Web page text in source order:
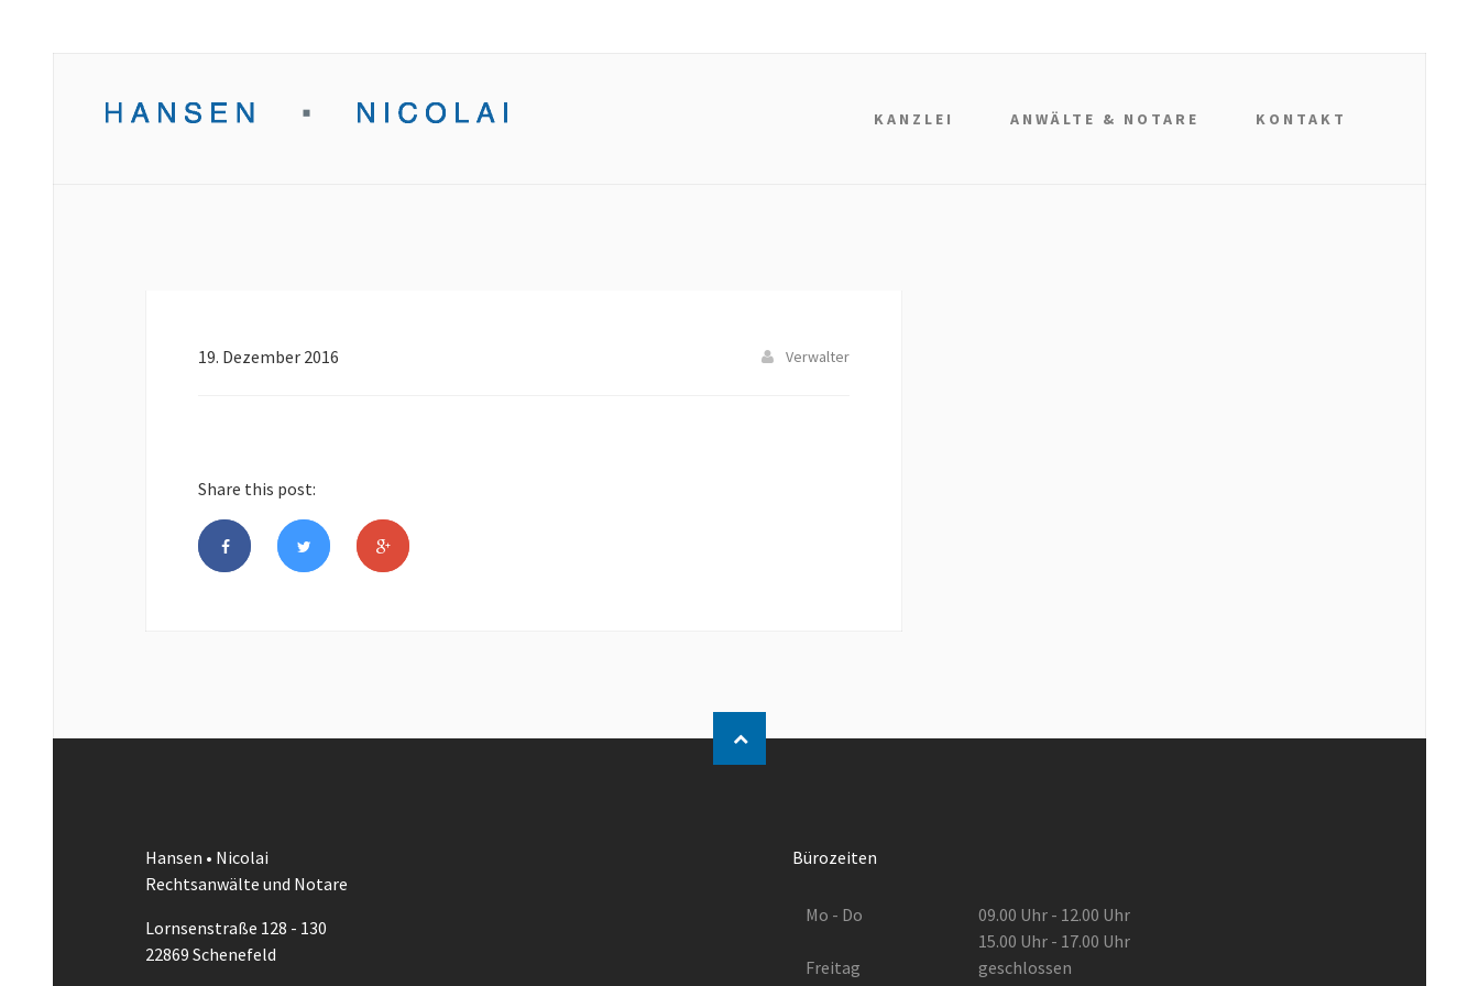
KANZLEI ANWÄLTE & NOTARE KONTAKT
19. Dezember 2016 Verwalter
Share this post:
Hansen • Nicolai
Rechtsanwälte und Notare
Lornsenstraße 128 - 130
22869 Schenefeld
Bürozeiten
Mo - Do
Freitag
09.00 Uhr - 12.00 Uhr
15.00 Uhr - 17.00 Uhr
geschlossen